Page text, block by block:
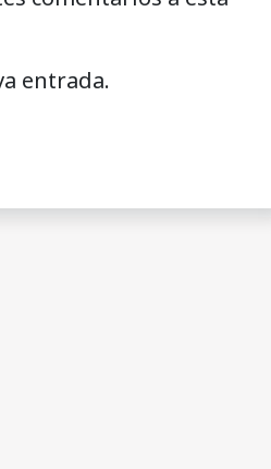
entrada.